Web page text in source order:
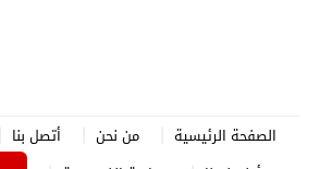
الصفحة الرئيسية من نحن أتصل بنا